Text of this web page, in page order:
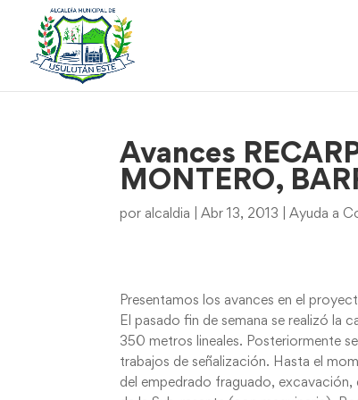
Avances
MONTERO,
por alcaldia |Abr 13, 2013 |Ayuda a
Presentamos los avances en el
El pasado fin de semana se realizó la
350 metros lineales. Posteriormente
trabajos de señalización. Hasta el
del empedrado fraguado,